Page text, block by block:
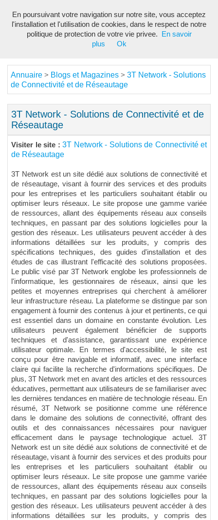
Annuaire > Blogs et Magazines > 3T Network - Solutions
de Connectivité et de Réseautage
3T Network - Solutions de Connectivité et de
Réseautage
Visiter le site : 3T Network - Solutions de Connectivité et
de Réseautage
3T Network est un site dédié aux solutions de connectivité et
de réseautage, visant à fournir des services et des produits
pour les entreprises et les particuliers souhaitant établir ou
optimiser leurs réseaux. Le site propose une gamme variée
de ressources, allant des équipements réseau aux conseils
techniques, en passant par des solutions logicielles pour la
gestion des réseaux. Les utilisateurs peuvent accéder à des
informations détaillées sur les produits, y compris des
spécifications techniques, des guides d'installation et des
études de cas illustrant l'efficacité des solutions proposées.
Le public visé par 3T Network englobe les professionnels de
l'informatique, les gestionnaires de réseaux, ainsi que les
petites et moyennes entreprises qui cherchent à améliorer
leur infrastructure réseau. La plateforme se distingue par son
engagement à fournir des contenus à jour et pertinents, ce qui
est essentiel dans un domaine en constante évolution. Les
utilisateurs peuvent également bénéficier de supports
techniques et d'assistance, garantissant une expérience
utilisateur optimale. En termes d'accessibilité, le site est
conçu pour être navigable et informatif, avec une interface
claire qui facilite la recherche d'informations spécifiques. De
plus, 3T Network met en avant des articles et des ressources
éducatives, permettant aux utilisateurs de se familiariser avec
les dernières tendances en matière de technologie réseau. En
résumé, 3T Network se positionne comme une référence
dans le domaine des solutions de connectivité, offrant des
outils et des connaissances nécessaires pour naviguer
efficacement dans le paysage technologique actuel. 3T
Network est un site dédié aux solutions de connectivité et de
réseautage, visant à fournir des services et des produits pour
les entreprises et les particuliers souhaitant établir ou
optimiser leurs réseaux. Le site propose une gamme variée
de ressources, allant des équipements réseau aux conseils
techniques, en passant par des solutions logicielles pour la
gestion des réseaux. Les utilisateurs peuvent accéder à des
informations détaillées sur les produits, y compris des
En poursuivant votre navigation sur notre site, vous acceptez
l'installation et l'utilisation de cookies, dans le respect de notre
politique de protection de votre vie privee.
En savoir
plus
Ok